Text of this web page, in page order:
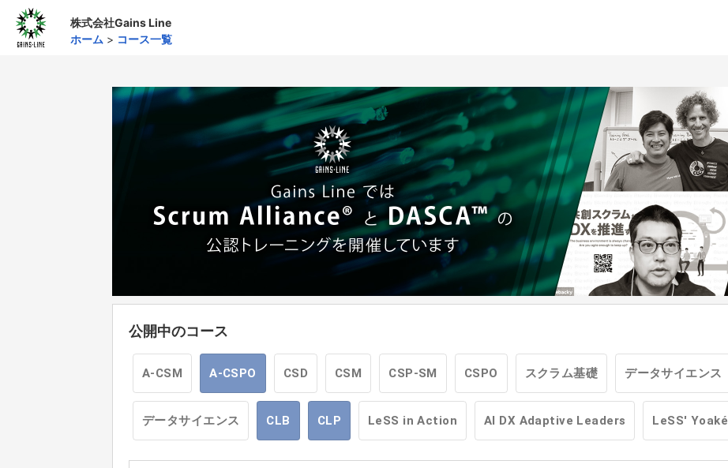
株式会社Gains Line
ホーム > コース一覧
公開中のコース
A-CSM A-CSPO CSD CSM CSP-SM CSPO スクラム基礎 データサイエンス
データサイエンス CLB CLP LeSS in Action AI DX Adaptive Leaders LeSS' Yoaké